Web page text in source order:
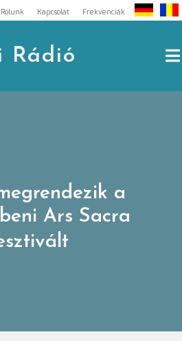
Rólunk Kapcsolat Frekvenciák
Rádió
a
Ars Sacra